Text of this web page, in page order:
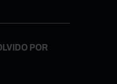
POR